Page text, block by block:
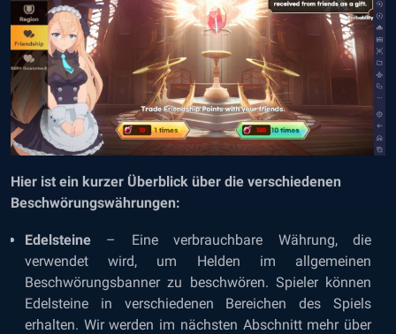
Hier ist ein kurzer Überblick über die verschiedenen
Beschwörungswährungen:
Edelsteine – Eine verbrauchbare Währung, die
verwendet wird, um Helden im allgemeinen
Beschwörungsbanner zu beschwören. Spieler können
Edelsteine in verschiedenen Bereichen des Spiels
erhalten. Wir werden im nächsten Abschnitt mehr über